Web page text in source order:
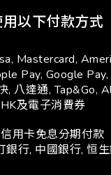
以下付款方式
Mastercard,
Pay, Google Pay,
, 八達通, Tap&Go,
及電子消費券
用卡免息分期付款
銀行, 中國銀行, 恒